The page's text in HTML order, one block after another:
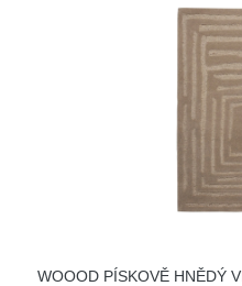
WOOOD PÍSKOVĚ HNĚDÝ